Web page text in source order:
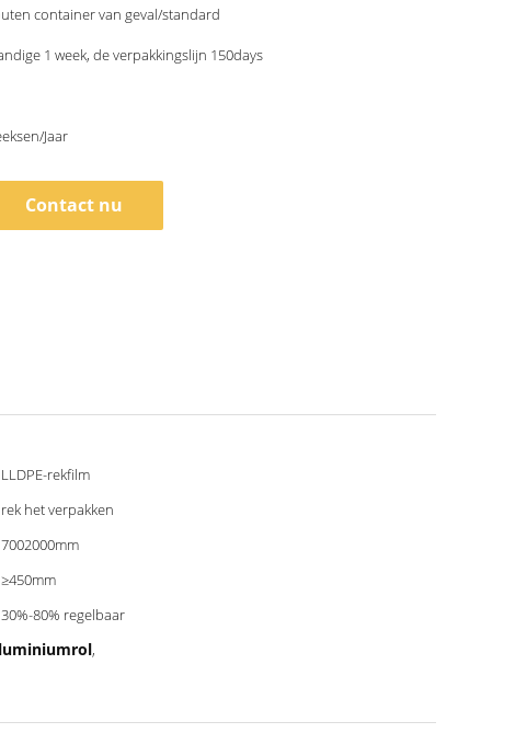
container van geval/standard
1 week, de verpakkingslijn 150days
Jaar
Contact nu
LLDPE-rekfilm
rek het verpakken
7002000mm
≥450mm
30%-80% regelbaar
,